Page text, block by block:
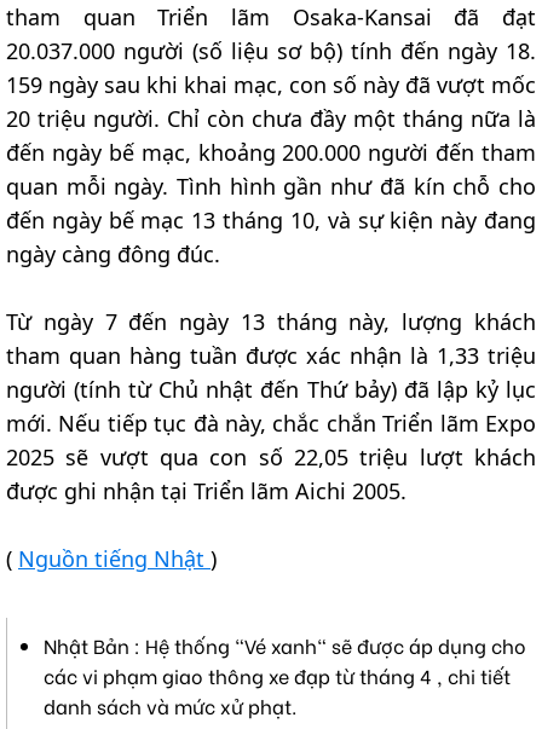
tham quan Triển lãm Osaka-Kansai đã đạt
20.037.000 người (số liệu sơ bộ) tính đến ngày 18.
159 ngày sau khi khai mạc, con số này đã vượt mốc
20 triệu người. Chỉ còn chưa đầy một tháng nữa là
đến ngày bế mạc, khoảng 200.000 người đến tham
quan mỗi ngày. Tình hình gần như đã kín chỗ cho
đến ngày bế mạc 13 tháng 10, và sự kiện này đang
ngày càng đông đúc.
Từ ngày 7 đến ngày 13 tháng này, lượng khách
tham quan hàng tuần được xác nhận là 1,33 triệu
người (tính từ Chủ nhật đến Thứ bảy) đã lập kỷ lục
mới. Nếu tiếp tục đà này, chắc chắn Triển lãm Expo
2025 sẽ vượt qua con số 22,05 triệu lượt khách
được ghi nhận tại Triển lãm Aichi 2005.
( Nguồn tiếng Nhật )
Nhật Bản : Hệ thống "Vé xanh" sẽ được áp dụng cho
các vi phạm giao thông xe đạp từ tháng 4 , chi tiết
danh sách và mức xử phạt.